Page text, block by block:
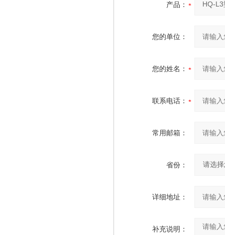
产品：
您的单位：
您的姓名：
联系电话：
常用邮箱：
省份：
详细地址：
补充说明：